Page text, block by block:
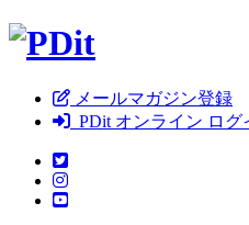
メールマガジン登録
PDit オンライン ログ